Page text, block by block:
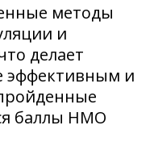
методы
и
делает
эффективным и
баллы НМО